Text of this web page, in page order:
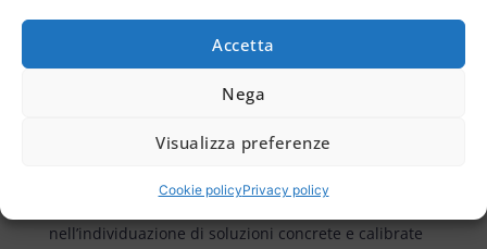
Accetta
Nega
Visualizza preferenze
Cookie policyPrivacy policy
stragiudiziali.
Diritto del lavoro
aspetti giuslavoristici connessi allagestione delle
nell’individuazione di soluzioni concrete e calibrate